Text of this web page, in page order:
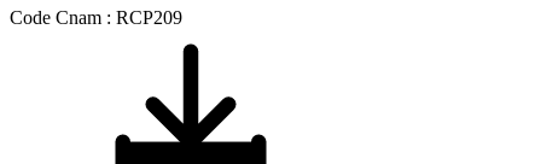
Code Cnam : RCP209